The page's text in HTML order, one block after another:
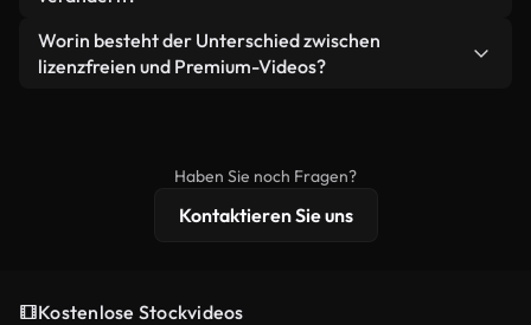
weiterverbreiten.
Videomaterial.
Ja. Sie dürfen unsere Videos gerne kürzen,
bearbeiten oder neu zusammenstellen. Achten Sie
Worin besteht der Unterschied zwischen
lizenzfreien und Premium-Videos?
erweiterten Lizenzschutz bieten.
Haben Sie noch Fragen?
Kontaktieren Sie uns
Kostenlose Stockvideos